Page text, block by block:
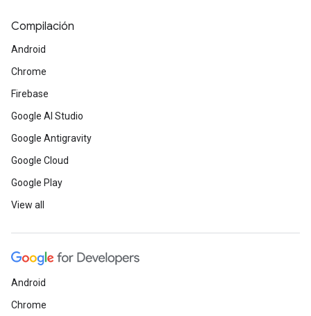
Compilación
Android
Chrome
Firebase
Google AI Studio
Google Antigravity
Google Cloud
Google Play
View all
Android
Chrome